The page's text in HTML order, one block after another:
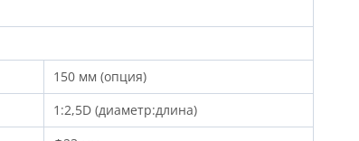
150 мм (опция)
1:2,5D (диаметр:длина)